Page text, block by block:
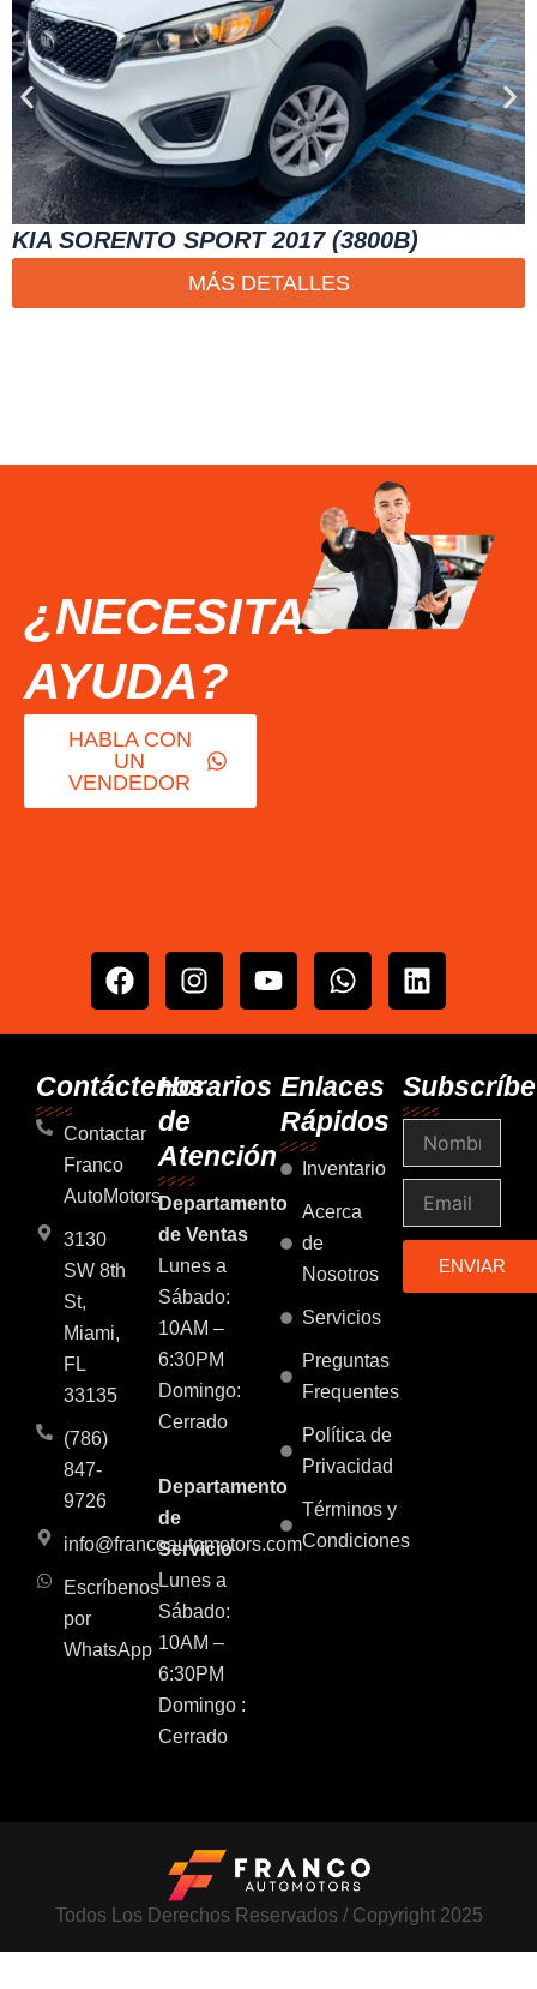
KIA SORENTO SPORT 2017 (3800B)
MÁS DETALLES
¿NECESITAS
AYUDA?
HABLA CON
UN
VENDEDOR
F
a
b
o
k
I
n
a
a
m
Y
o
u
e
W
h
s
a
p
p
L
i
e
d
n
Contáctenos
Contactar
Franco
AutoMotors
3130
SW 8th
St,
Miami,
FL
33135
(786)
847-
9726
info@francoautomotors.com
Escríbenos
por
WhatsApp
Horarios
de
Atención
Departamento
de Ventas
Lunes a
Sábado:
10AM –
6:30PM
Domingo:
Cerrado
Departamento
de
Servicio
Lunes a
Sábado:
10AM –
6:30PM
Domingo :
Cerrado
Enlaces
Rápidos
Inventario
Acerca
de
Nosotros
Servicios
Preguntas
Frequentes
Política de
Privacidad
Términos y
Condiciones
ENVIAR
Todos Los Derechos Reservados / Copyright 2025